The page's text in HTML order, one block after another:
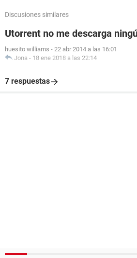
Discusiones similares
Utorrent no me descarga
huesito williams - 22 abr 2014 a las 16:01
Jona - 18 ene 2018 a las 22:14
7 respuestas